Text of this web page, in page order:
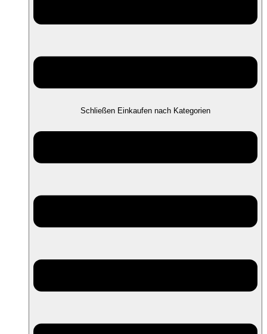
Schließen Einkaufen nach Kategorien